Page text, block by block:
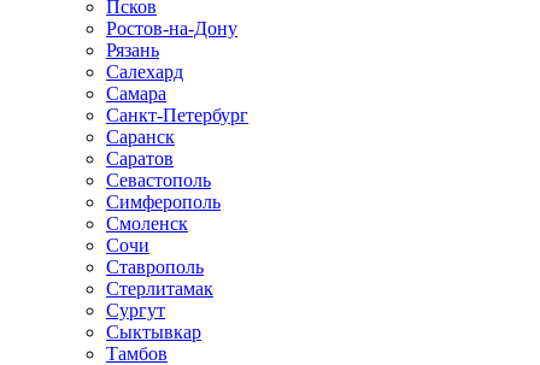
Псков
Ростов-на-Дону
Рязань
Салехард
Самара
Санкт-Петербург
Саранск
Саратов
Севастополь
Симферополь
Смоленск
Сочи
Ставрополь
Стерлитамак
Сургут
Сыктывкар
Тамбов